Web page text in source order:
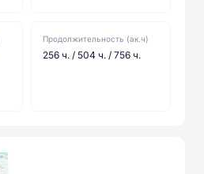
Продолжительность (ак.ч)
256 ч. / 504 ч. / 756 ч.